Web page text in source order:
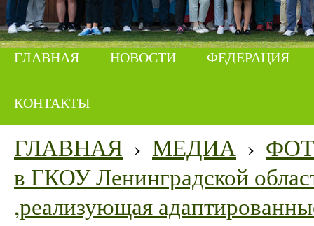
ГЛАВНАЯ НОВОСТИ ФЕДЕРАЦИЯ
КОНТАКТЫ
ГЛАВНАЯ › МЕДИА ›
в ГКОУ Ленинградской
,реализующая